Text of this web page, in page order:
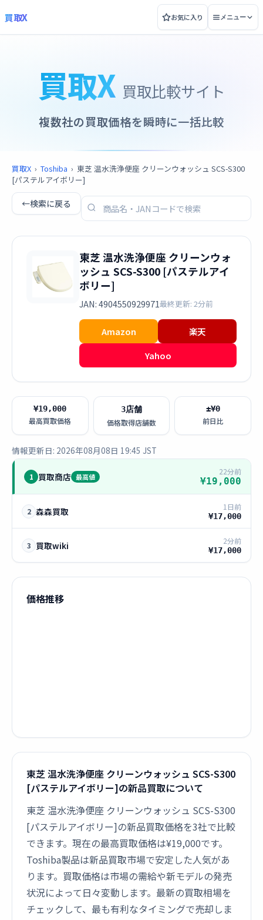
買取X お気に入り メニュー
買取X 買取比較サイト
複数社の買取価格を瞬時に一括比較
買取X › Toshiba › 東芝 温水洗浄便座 クリーンウォッシュ SCS-S300
[パステルアイボリー]
←検索に戻る
東芝 温水洗浄便座 クリーンウォ
ッシュ SCS-S300 [パステルアイ
ボリー]
JAN: 4904550929971最終更新: 2分前
Amazon
楽天
Yahoo
¥19,000
最高買取価格
3店舗
価格取得店舗数
±¥0
前日比
情報更新日: 2026年08月08日 19:45 JST
1 買取商店 最高値
22分前
¥19,000
2 森森買取 1日前
¥17,000
3 買取wiki 2分前
¥17,000
価格推移
東芝 温水洗浄便座 クリーンウォッシュ SCS-S300
[パステルアイボリー]の新品買取について
東芝 温水洗浄便座 クリーンウォッシュ SCS-S300
[パステルアイボリー]の新品買取価格を3社で比較
できます。現在の最高買取価格は¥19,000です。
Toshiba製品は新品買取市場で安定した人気があ
ります。買取価格は市場の需給や新モデルの発売
状況によって日々変動します。最新の買取相場を
チェックして、最も有利なタイミングで売却しま